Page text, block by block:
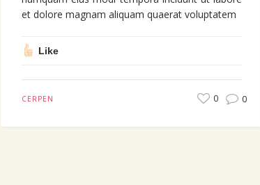
et dolore magnam aliquam quaerat voluptatem
Like
CERPEN 0 0